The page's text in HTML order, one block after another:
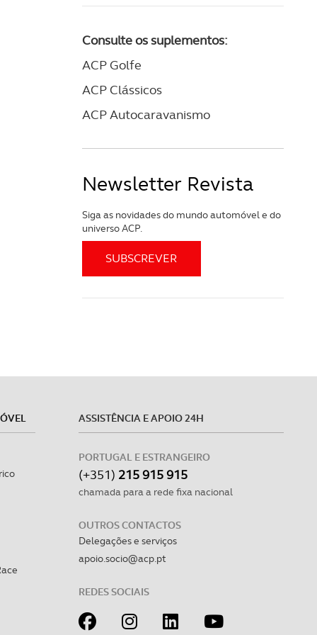
Consulte os suplementos:
ACP Golfe
ACP Clássicos
ACP Autocaravanismo
Newsletter Revista
Siga as novidades do mundo automóvel e do
universo ACP.
ASSISTÊNCIA E APOIO 24H
PORTUGAL E ESTRANGEIRO
(+351) 215 915 915
chamada para a rede fixa nacional
OUTROS CONTACTOS
Delegações e serviços
apoio.socio@acp.pt
REDES SOCIAIS